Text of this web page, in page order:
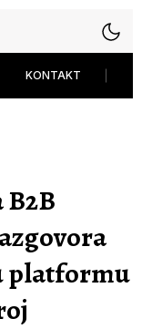
KONTAKT
B2B
platformu